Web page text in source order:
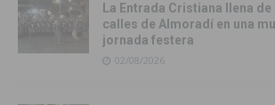
La Entrada Cristiana llena
calles de Almoradí en una
jornada festera
02/08/2026